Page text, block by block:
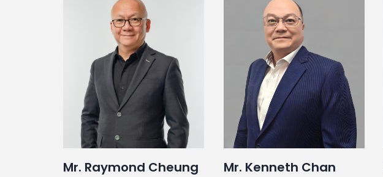
Mr. Raymond Cheung Mr. Kenneth Chan